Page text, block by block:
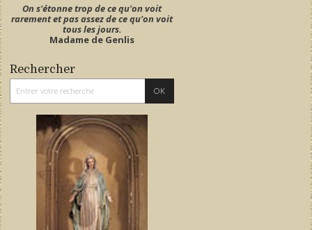
On s'étonne trop de ce qu'on voit
rarement et pas assez de ce qu'on voit
tous les jours.
Madame de Genlis
Rechercher